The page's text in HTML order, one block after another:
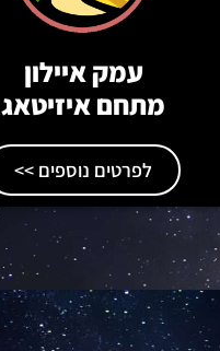
עמק איילון
מתחם איזיטאג
לפרטים נוספים >>